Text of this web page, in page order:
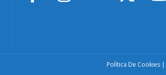
Política De Cookies |